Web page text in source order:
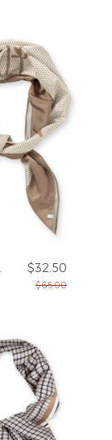
$32.50
$65.00